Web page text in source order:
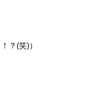
？(笑)）